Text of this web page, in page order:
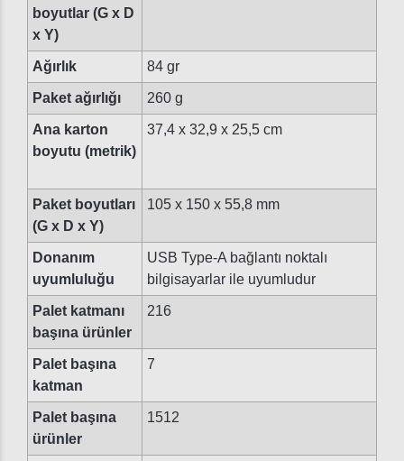
boyutlar (G x D
x Y)
Ağırlık 84 gr
Paket ağırlığı 260 g
Ana karton
boyutu (metrik)
37,4 x 32,9 x 25,5 cm
Paket boyutları
(G x D x Y)
105 x 150 x 55,8 mm
Donanım
uyumluluğu
USB Type-A bağlantı noktalı
bilgisayarlar ile uyumludur
Palet katmanı
başına ürünler
216
Palet başına
katman
7
Palet başına
ürünler
1512